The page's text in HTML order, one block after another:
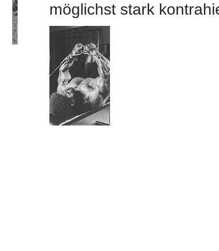
möglichst stark